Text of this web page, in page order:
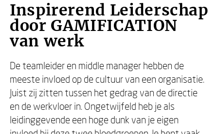
Inspirerend Leiderschap
door GAMIFICATION
van werk
De teamleider en middle manager hebben de
meeste invloed op de cultuur van een organisatie.
Juist zij zitten tussen het gedrag van de directie
en de werkvloer in. Ongetwijfeld heb je als
leidinggevende een hoge dunk van je eigen